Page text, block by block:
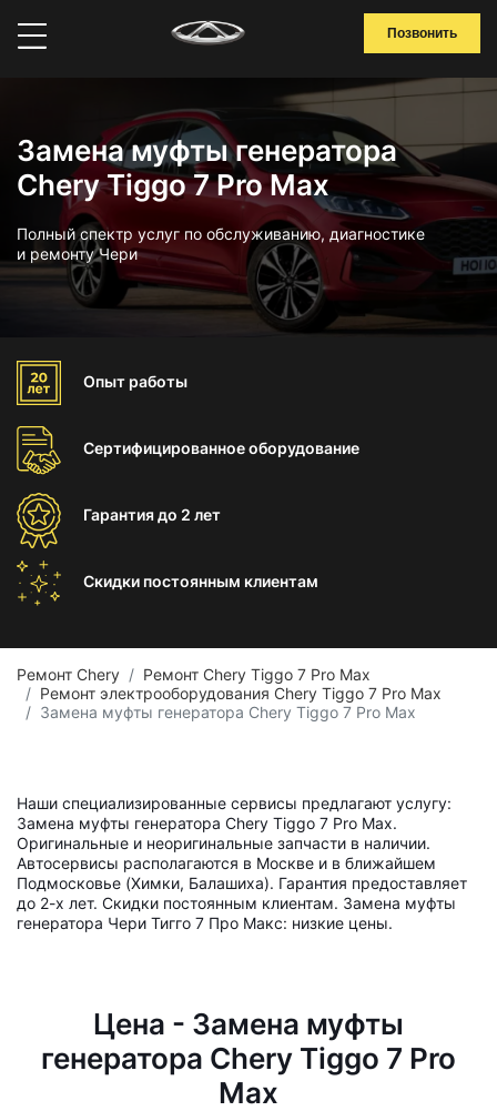
Позвонить
Замена муфты генератора
Chery Tiggo 7 Pro Max
Полный спектр услуг по обслуживанию, диагностике
и ремонту Чери
Опыт работы
Сертифицированноеоборудование
Гарантиядо 2 лет
Скидки постоянным клиентам
Ремонт Chery
Ремонт Chery Tiggo 7 Pro Max
Ремонт электрооборудования Chery Tiggo 7 Pro Max
Замена муфты генератора Chery Tiggo 7 Pro Max
Наши специализированные сервисы предлагают услугу:
Замена муфты генератора Chery Tiggo 7 Pro Max.
Оригинальные и неоригинальные запчасти в наличии.
Автосервисы располагаются в Москве и в ближайшем
Подмосковье (Химки, Балашиха). Гарантия предоставляет
до 2-х лет. Скидки постоянным клиентам. Замена муфты
генератора Чери Тигго 7 Про Макс: низкие цены.
Цена - Замена муфты
генератора Chery Tiggo 7 Pro
Max